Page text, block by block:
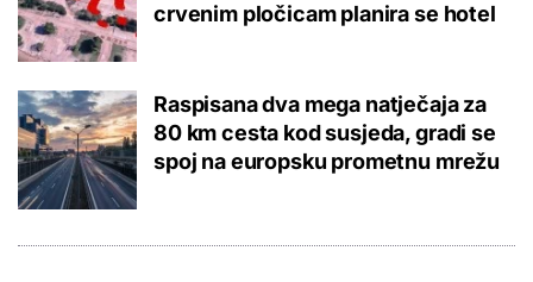
crvenim pločicam planira se hotel
Raspisana dva mega natječaja za
80 km cesta kod susjeda, gradi se
spoj na europsku prometnu mrežu